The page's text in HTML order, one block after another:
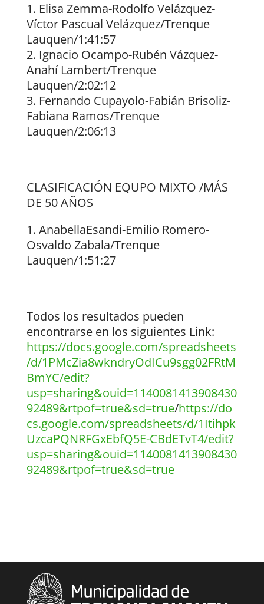
Elisa Zemma-Rodolfo Velázquez-
Víctor Pascual Velázquez/Trenque
Lauquen/1:41:57
Ignacio Ocampo-Rubén Vázquez-
Anahí Lambert/Trenque
Lauquen/2:02:12
Fernando Cupayolo-Fabián Brisoliz-
Fabiana Ramos/Trenque
Lauquen/2:06:13
CLASIFICACIÓN EQUPO MIXTO /MÁS
DE 50 AÑOS
AnabellaEsandi-Emilio Romero-
Osvaldo Zabala/Trenque
Lauquen/1:51:27
Todos los resultados pueden
encontrarse en los siguientes Link:
https://docs.google.com/spreadsheets
/d/1PMcZia8wkndryOdICu9sgg02FRtM
BmYC/edit?
usp=sharing&ouid=1140081413908430
92489&rtpof=true&sd=true/https://do
cs.google.com/spreadsheets/d/1Itihpk
UzcaPQNRFGxEbfQ5E-CBdETvT4/edit?
usp=sharing&ouid=1140081413908430
92489&rtpof=true&sd=true